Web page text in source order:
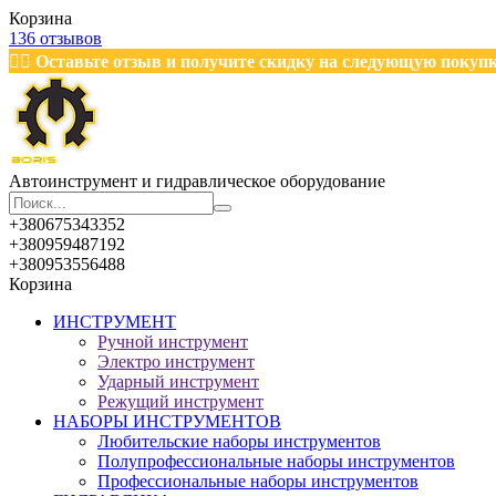
Корзина
136 отзывов
✍🏽 Оставьте отзыв и получите скидку на следующую
Автоинструмент и гидравлическое оборудование
+380675343352
+380959487192
+380953556488
Корзина
ИНСТРУМЕНТ
Ручной инструмент
Электро инструмент
Ударный инструмент
Режущий инструмент
НАБОРЫ ИНСТРУМЕНТОВ
Любительские наборы инструментов
Полупрофессиональные наборы инструментов
Профессиональные наборы инструментов